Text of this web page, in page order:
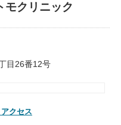
クリニック
目26番12号
クセス